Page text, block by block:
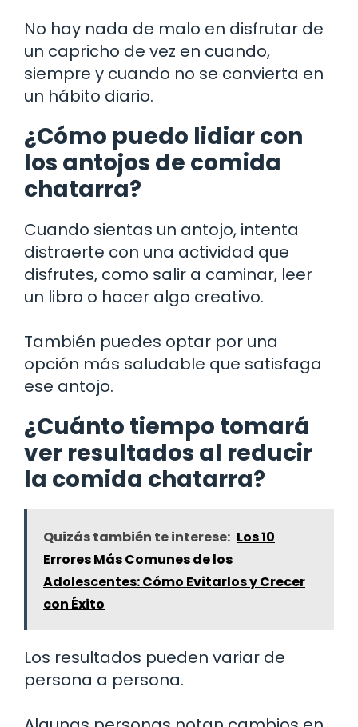
No hay nada de malo en disfrutar de
un capricho de vez en cuando,
siempre y cuando no se convierta en
un hábito diario.
¿Cómo puedo lidiar con
los antojos de comida
chatarra?
Cuando sientas un antojo, intenta
distraerte con una actividad que
disfrutes, como salir a caminar, leer
un libro o hacer algo creativo.
También puedes optar por una
opción más saludable que satisfaga
ese antojo.
¿Cuánto tiempo tomará
ver resultados al reducir
la comida chatarra?
Quizás también te interese: Los 10
Errores Más Comunes de los
Adolescentes: Cómo Evitarlos y Crecer
con Éxito
Los resultados pueden variar de
persona a persona.